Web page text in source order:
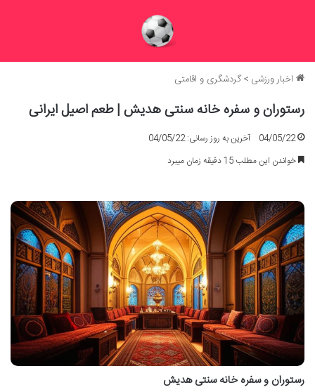
اخبار ورزشی >گردشگری و اقامتی
رستوران و سفره خانه سنتی هدیش | طعم اصیل ایرانی
04/05/22
آخرین به روز رسانی: 04/05/22
خواندن این مطلب 15 دقیقه زمان میبرد
رستوران و سفره خانه سنتی هدیش